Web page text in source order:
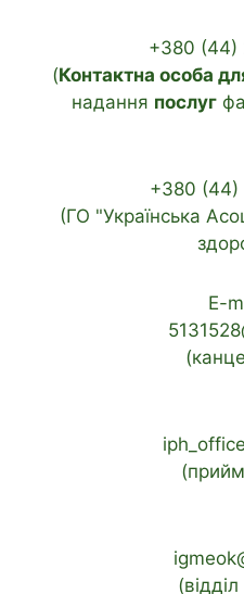
+380 (44)
(Контактна особа
надання послуг
+380 (44)
(ГО "Українська
E-